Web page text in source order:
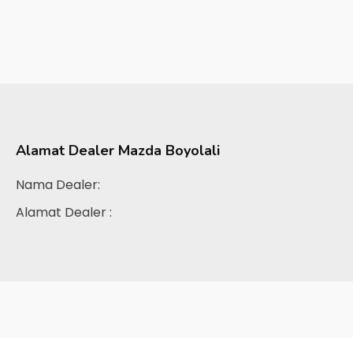
Alamat Dealer Mazda Boyolali
Nama Dealer:
Alamat Dealer :